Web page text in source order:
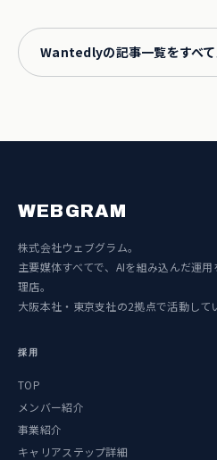
Wantedlyの記事一覧をすべ
WEBGRAM
株式会社ウェブグラム。
主要媒体すべてで、AIを組み込んだ運
理店。
大阪本社・東京支社の2拠点で活動して
採用
TOP
メンバー紹介
事業紹介
キャリアステップ詳細